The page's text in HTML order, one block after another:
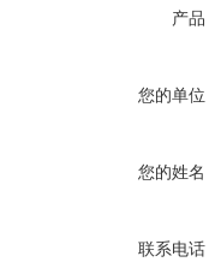
产品
您的单位
您的姓名
联系电话